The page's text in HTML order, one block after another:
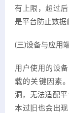
有上限，超过
是平台防止数据
(三)设备与应用
用户使用的设
载的关键因素
洞，无法适配
本过旧也会出